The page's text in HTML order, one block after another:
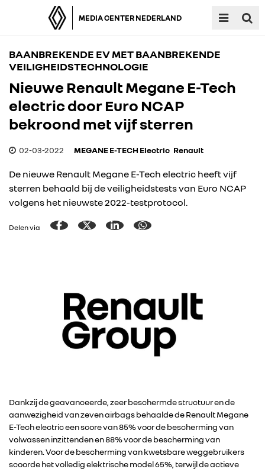
MEDIA CENTER NEDERLAND
BAANBREKENDE EV MET BAANBREKENDE
VEILIGHEIDSTECHNOLOGIE
Nieuwe Renault Megane E-Tech
electric door Euro NCAP
bekroond met vijf sterren
02-03-2022 MEGANE E-TECH Electric Renault
De nieuwe Renault Megane E-Tech electric heeft vijf
sterren behaald bij de veiligheidstests van Euro NCAP
volgens het nieuwste 2022-testprotocol.
Delen via
Dankzij de geavanceerde, zeer beschermde structuur en de
aanwezigheid van zeven airbags behaalde de Renault Megane
E-Tech electric een score van 85% voor de bescherming van
volwassen inzittenden en 88% voor de bescherming van
kinderen. Voor de bescherming van kwetsbare weggebruikers
scoorde het volledig elektrische model 65%, terwijl de actieve